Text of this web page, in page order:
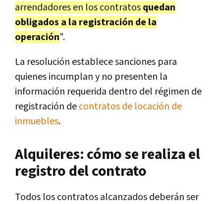
arrendadores en los contratosquedan
obligados a la registración de la
operación".
La resolución establece sanciones para
quienes incumplan y no presenten la
información requerida dentro del régimen de
registración decontratos de locación de
inmuebles.
Alquileres: cómo se realiza el
registro del contrato
Todos los contratos alcanzados deberán ser